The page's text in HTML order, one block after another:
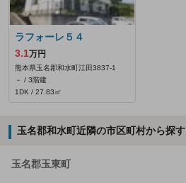
ラフォーレ５４
3.1万円
熊本県玉名郡和水町江田3837‐1
－ / 3階建
1DK / 27.83㎡
玉名郡和水町近隣の市区町村から探す
玉名郡玉東町